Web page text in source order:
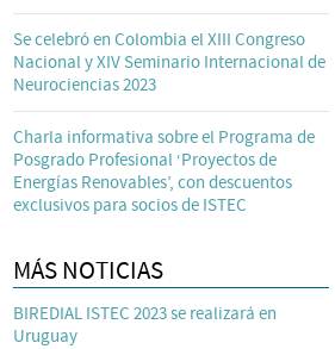
Se celebró en Colombia el XIII Congreso
Nacional y XIV Seminario Internacional de
Neurociencias 2023
Charla informativa sobre el Programa de
Posgrado Profesional ‘Proyectos de
Energías Renovables’, con descuentos
exclusivos para socios de ISTEC
MÁS NOTICIAS
BIREDIAL ISTEC 2023 se realizará en
Uruguay